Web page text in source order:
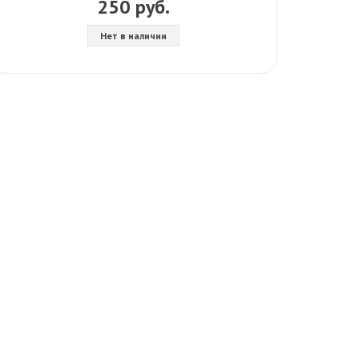
250 руб.
Нет в наличии